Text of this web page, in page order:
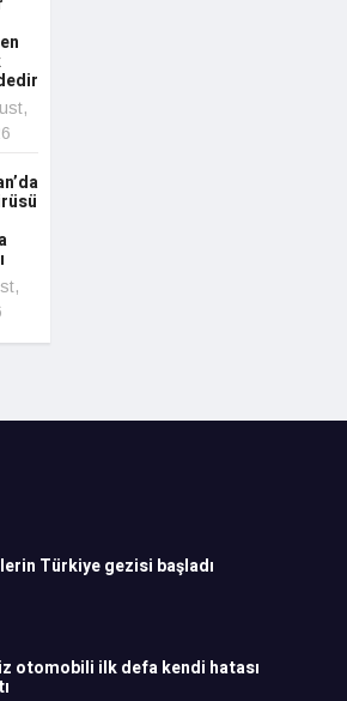
Türkiye gezisi başladı
otomobili ilk defa kendi hatası